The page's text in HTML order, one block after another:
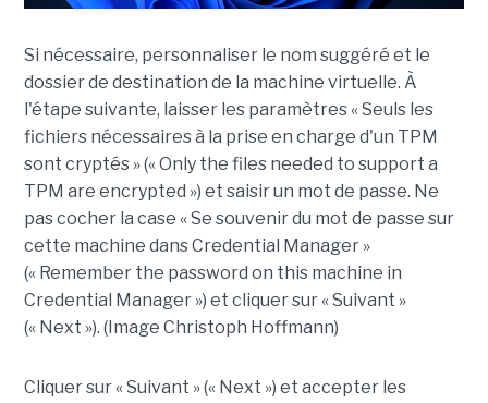
Si nécessaire, personnaliser le nom suggéré et le
dossier de destination de la machine virtuelle. À
l'étape suivante, laisser les paramètres « Seuls les
fichiers nécessaires à la prise en charge d'un TPM
sont cryptés » (« Only the files needed to support a
TPM are encrypted ») et saisir un mot de passe. Ne
pas cocher la case « Se souvenir du mot de passe sur
cette machine dans Credential Manager »
(« Remember the password on this machine in
Credential Manager ») et cliquer sur « Suivant »
(« Next »). (Image Christoph Hoffmann)
Cliquer sur « Suivant » (« Next ») et accepter les